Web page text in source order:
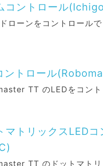
コントロール
ローンをコントロール
ントロール
TT のLEDをコン
マトリックスLED
TT のドットマト